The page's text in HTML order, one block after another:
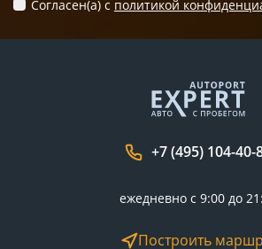
Согласен(а) c политикой
+7 (495) 104-40-
ежедневно с 9:00 до
Построить